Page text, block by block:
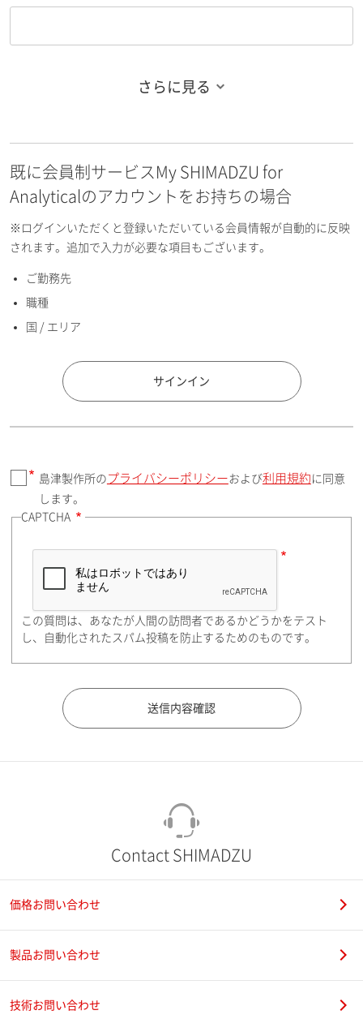
お名前フリガナ（名）
E-mailアドレス（半角英数）
国 / エリア
郵便番号（勤務先）
住所検索
都道府県（勤務先）
さらに見る
既に会員制サービスMy SHIMADZU for
Analyticalのアカウントをお持ちの場合
※ログインいただくと登録いただいている会員情報が自動的に反映
されます。追加で入力が必要な項目もございます。
ご勤務先
職種
国 / エリア
サインイン
島津製作所の プライバシーポリシー および利用規約 に同意
します。
CAPTCHA
この質問は、あなたが人間の訪問者であるかどうかをテスト
し、自動化されたスパム投稿を防止するためのものです。
Contact SHIMADZU
価格お問い合わせ
製品お問い合わせ
技術お問い合わせ